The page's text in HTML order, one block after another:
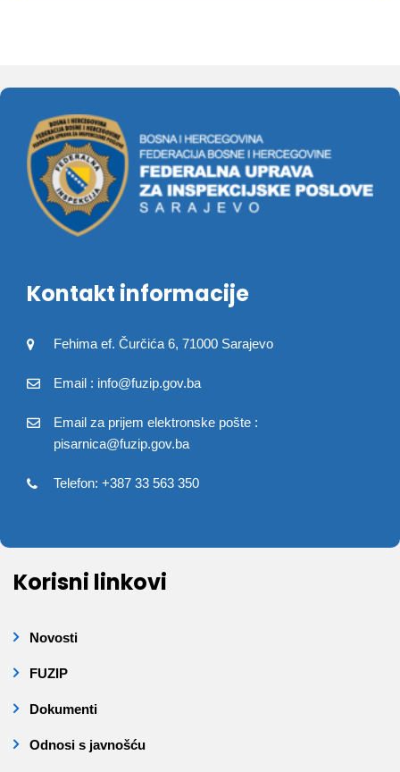
Kontakt informacije
Fehima ef. Čurčića 6, 71000 Sarajevo
Email : info@fuzip.gov.ba
Email za prijem elektronske pošte :
pisarnica@fuzip.gov.ba
Telefon: +387 33 563 350
Korisni linkovi
Novosti
FUZIP
Dokumenti
Odnosi s javnošću